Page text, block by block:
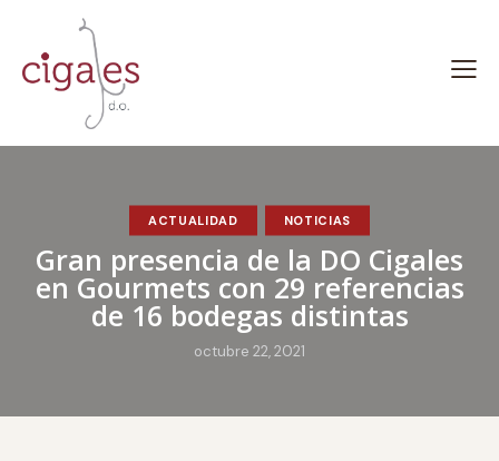
ACTUALIDAD NOTICIAS
Gran presencia de la DO Cigales
en Gourmets con 29 referencias
de 16 bodegas distintas
octubre 22, 2021